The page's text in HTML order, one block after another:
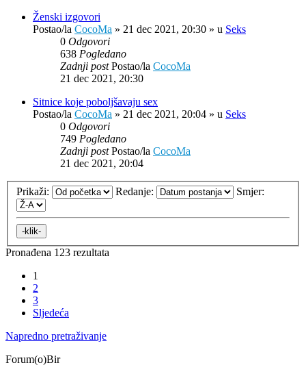
Ženski izgovori
Postao/la CocoMa » 21 dec 2021, 20:30 » u Seks
0 Odgovori
638 Pogledano
Zadnji postPostao/la CocoMa
21 dec 2021, 20:30
Sitnice koje poboljšavaju sex
Postao/la CocoMa » 21 dec 2021, 20:04 » u Seks
0 Odgovori
749 Pogledano
Zadnji postPostao/la CocoMa
21 dec 2021, 20:04
Prikaži: Redanje: Smjer:
Pronađena 123 rezultata
1
2
3
Sljedeća
Napredno pretraživanje
Forum(o)Bir